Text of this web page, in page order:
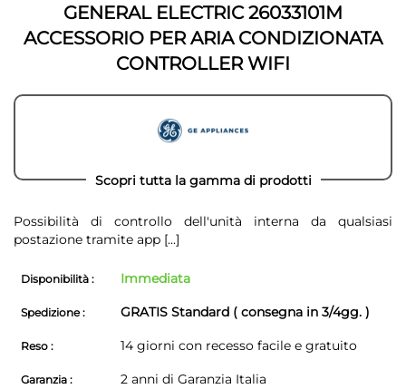
immaginiGENERAL ELECTRIC 26033101M
ACCESSORIO PER ARIA CONDIZIONATA
CONTROLLER WIFI
Scopri tutta la gamma di prodotti
Possibilità di controllo dell'unità interna da qualsiasi
postazione tramite app [...]
Disponibilità : Immediata
Spedizione : GRATIS Standard ( consegna in 3/4gg. )
Reso : 14 giorni con recesso facile e gratuito
Garanzia : 2 anni di Garanzia Italia